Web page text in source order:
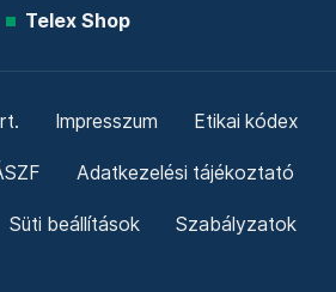
Telex Shop
Impresszum Etikai kódex
Adatkezelési tájékoztató
Süti beállítások Szabályzatok